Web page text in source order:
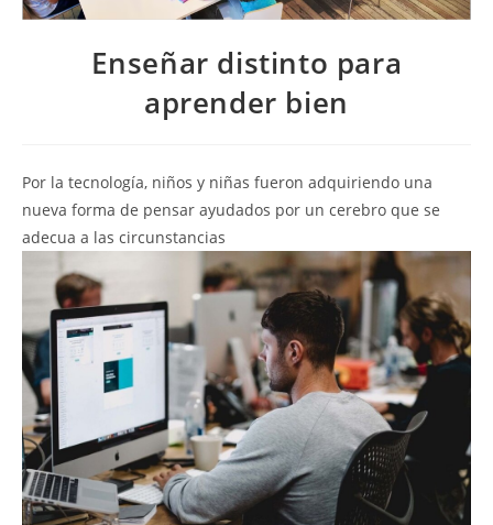
Enseñar distinto para
aprender bien
Por la tecnología, niños y niñas fueron adquiriendo una
nueva forma de pensar ayudados por un cerebro que se
adecua a las circunstancias